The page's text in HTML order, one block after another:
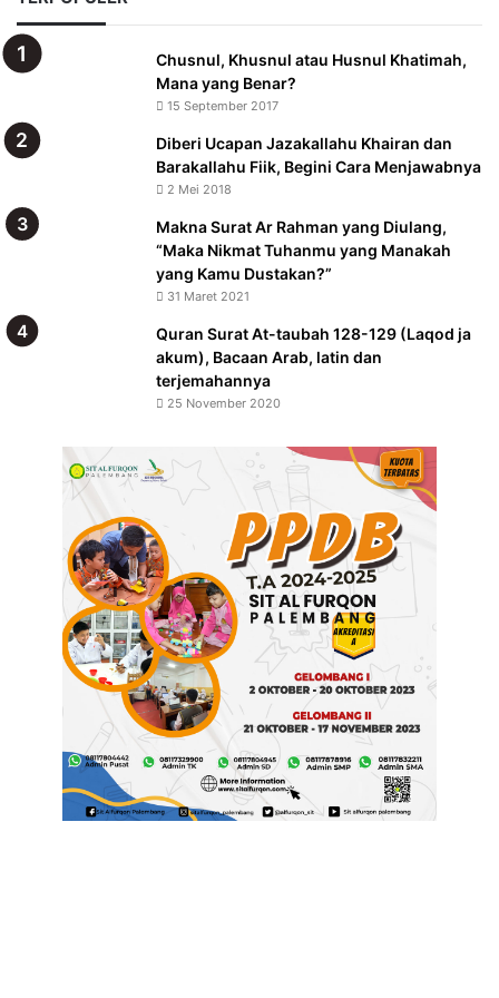
Chusnul, Khusnul atau Husnul Khatimah,
Mana yang Benar?
15 September 2017
Diberi Ucapan Jazakallahu Khairan dan
Barakallahu Fiik, Begini Cara Menjawabnya
2 Mei 2018
Makna Surat Ar Rahman yang Diulang,
“Maka Nikmat Tuhanmu yang Manakah
yang Kamu Dustakan?”
31 Maret 2021
Quran Surat At-taubah 128-129 (Laqod ja
akum), Bacaan Arab, latin dan
terjemahannya
25 November 2020